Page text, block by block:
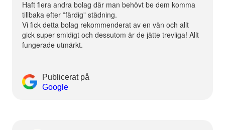
Haft flera andra bolag där man behövt be dem komma
tillbaka efter ”färdig” städning.
Vi fick detta bolag rekommenderat av en vän och allt
gick super smidigt och dessutom är de jätte trevliga! Allt
fungerade utmärkt.
Publicerat på
Google